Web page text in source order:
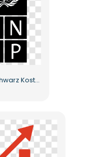
UNDP-Logos in Blau und Schwarz Kostenloses PNG